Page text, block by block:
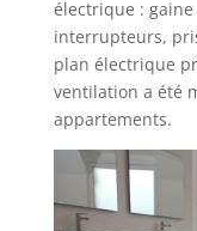
électrique :
interrupteurs,
plan électrique
ventilation a été
appartements.